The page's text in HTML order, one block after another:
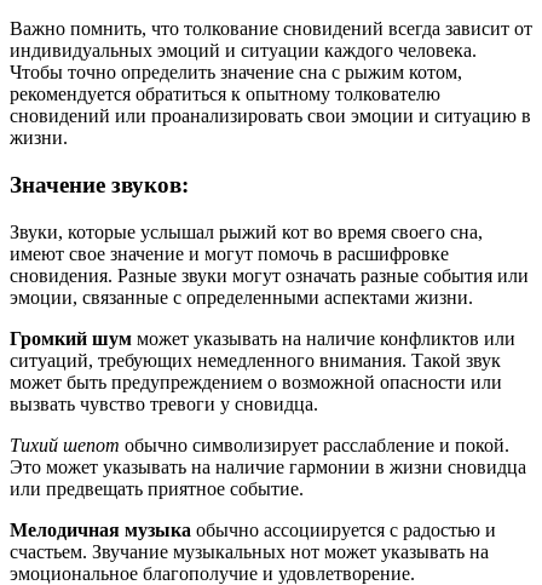
Важно помнить, что толкование сновидений всегда зависит от
индивидуальных эмоций и ситуации каждого человека.
Чтобы точно определить значение сна с рыжим котом,
рекомендуется обратиться к опытному толкователю
сновидений или проанализировать свои эмоции и ситуацию в
жизни.
Значение звуков:
Звуки, которые услышал рыжий кот во время своего сна,
имеют свое значение и могут помочь в расшифровке
сновидения. Разные звуки могут означать разные события или
эмоции, связанные с определенными аспектами жизни.
Громкий шум может указывать на наличие конфликтов или
ситуаций, требующих немедленного внимания. Такой звук
может быть предупреждением о возможной опасности или
вызвать чувство тревоги у сновидца.
Тихий шепот обычно символизирует расслабление и покой.
Это может указывать на наличие гармонии в жизни сновидца
или предвещать приятное событие.
Мелодичная музыка обычно ассоциируется с радостью и
счастьем. Звучание музыкальных нот может указывать на
эмоциональное благополучие и удовлетворение.